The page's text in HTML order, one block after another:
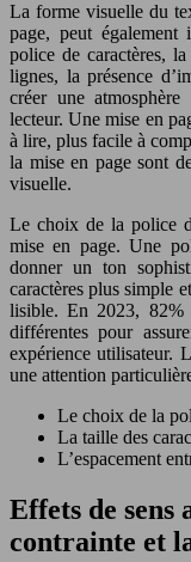
La forme visuelle du
page, peut
police de caractères,
lignes, la présence
créer une
lecteur. Une mise en
à lire, plus facile à
la mise en page sont
visuelle.
Le choix de la police
mise en page. Une
donner un ton
caractères plus simple
lisible. En 2023, 82%
différentes pour
expérience utilisateur.
une attention
Le choix de la
La taille des
L’espacement
Effets de sens
contrainte et